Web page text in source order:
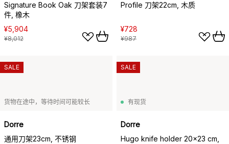
Signature Book Oak 刀架套装7
件, 橡木
¥5,904
¥8,012
Profile 刀架22cm, 木质
¥728
¥987
货物在途中，等待时间可能较长
Dorre
通用刀架23cm, 不锈钢
SALE
有现货
Dorre
Hugo knife holder 20x23 cm,
SALE